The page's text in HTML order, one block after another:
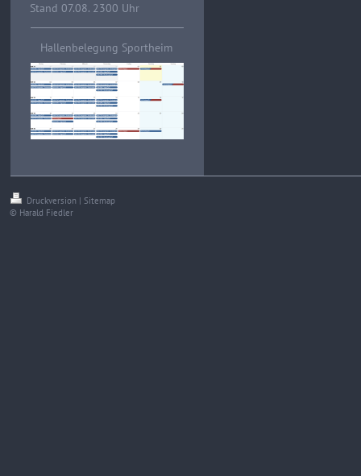
Stand 07.08. 2300 Uhr
Hallenbelegung Sportheim
Druckversion | Sitemap
© Harald Fiedler